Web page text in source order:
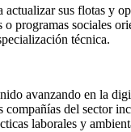
actualizar sus flotas y
programas sociales
técnica.
avanzando en la
compañías del sector
laborales y